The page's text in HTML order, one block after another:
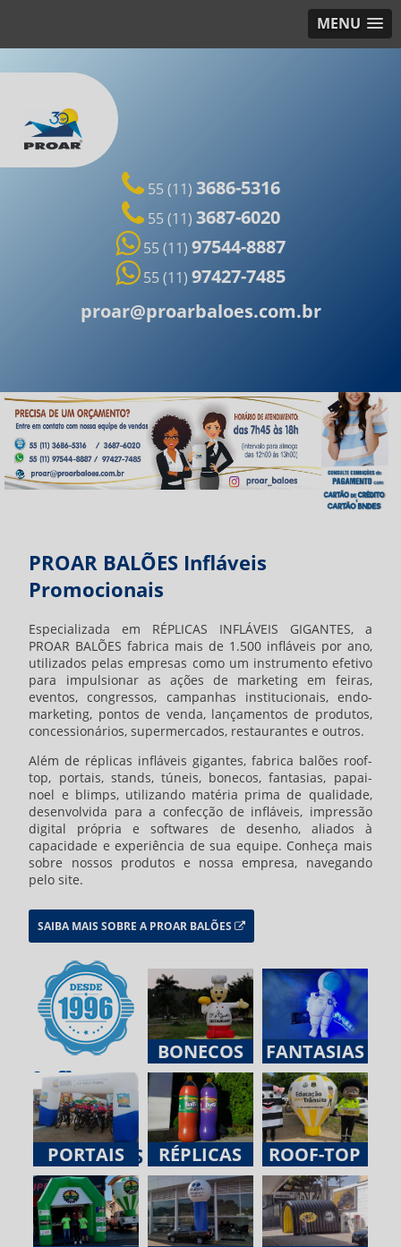
MENU
55 (11) 3686-5316
55 (11) 3687-6020
55 (11) 97544-8887
55 (11) 97427-7485
proar@proarbaloes.com.br
PROAR BALÕES Infláveis
Promocionais
Especializada em RÉPLICAS INFLÁVEIS GIGANTES, a
PROAR BALÕES fabrica mais de 1.500 infláveis por ano,
utilizados pelas empresas como um instrumento efetivo
para impulsionar as ações de marketing em feiras,
eventos, congressos, campanhas institucionais, endo-
marketing, pontos de venda, lançamentos de produtos,
concessionários, supermercados, restaurantes e outros.
Além de réplicas infláveis gigantes, fabrica balões roof-
top, portais, stands, túneis, bonecos, fantasias, papai-
noel e blimps, utilizando matéria prima de qualidade,
desenvolvida para a confecção de infláveis, impressão
digital própria e softwares de desenho, aliados à
capacidade e experiência de sua equipe. Conheça mais
sobre nossos produtos e nossa empresa, navegando
pelo site.
SAIBA MAIS SOBRE A PROAR BALÕES
PRODUTOS
BONECOS FANTASIAS
PORTAIS RÉPLICAS ROOF-TOP